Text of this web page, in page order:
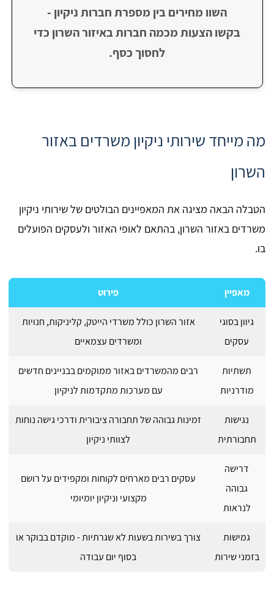
השוו מחירים בין מספרת חברות ניקיון -
בקשו הצעות מכמה חברות באיזור השרון כדי
לחסוך כסף.
מה מייחד שירותי ניקיון משרדים באזור
השרון
הטבלה הבאה מציגה את המאפיינים הבולטים של שירותי ניקיון
משרדים באזור השרון, בהתאם לאופי האזור ולעסקים הפועלים
בו.
מאפיין פירוט
גיוון בסוגי
עסקים
אזור השרון כולל משרדי הייטק, קליניקות, חנויות
ומשרדים עצמאיים
תשתיות
מודרניות
רבים מהמשרדים באזור ממוקמים בבניינים חדשים
עם מערכות מתקדמות לניקיון
נגישות
תחבורתית
זמינות גבוהה של תחבורה ציבורית ודרכי גישה נוחות
לצוותי ניקיון
דרישה
גבוהה
לנראות
עסקים רבים מארחים לקוחות ומקפידים על רושם
מקצועי וניקיון יומיומי
גמישות
בזמני שירות
צורך בשירות בשעות לא שגרתיות - מוקדם בבוקר או
בסוף יום עבודה